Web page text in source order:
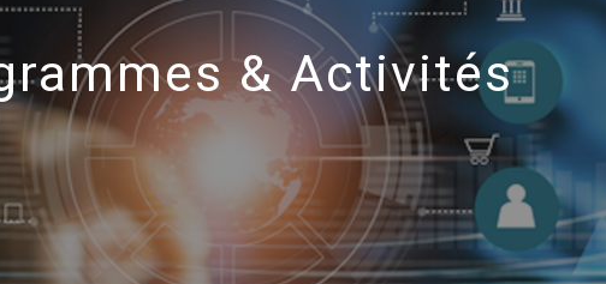
& Activités